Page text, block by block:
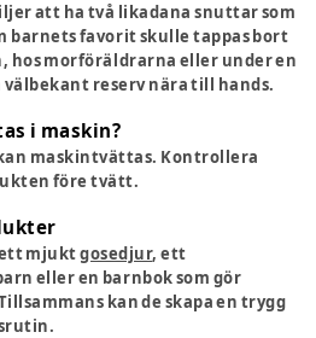
att ha två likadana snuttar som
barnets favorit skulle tappas bort
hos morföräldrarna eller under en
reserv nära till hands.
i maskin?
maskintvättas. Kontrollera
före tvätt.
ett mjuktgosedjur, ett
eller en barnbok som gör
kan de skapa en trygg